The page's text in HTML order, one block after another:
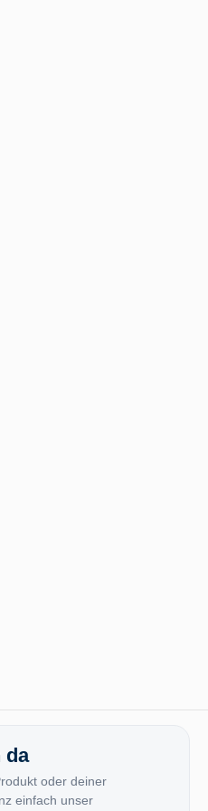
da
oder deiner
einfach unser